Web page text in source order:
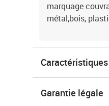
marquage
métal,bois,
Caractéristiques
Garantie légale